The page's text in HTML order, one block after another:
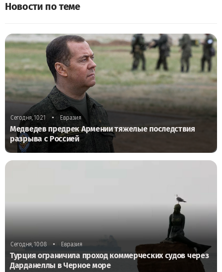
Новости по теме
Сегодня, 10:21 • Евразия
Медведев предрек Армении тяжелые последствия
разрыва с Россией
Сегодня, 10:08 • Евразия
Турция ограничила проход коммерческих судов через
Дарданеллы в Черное море